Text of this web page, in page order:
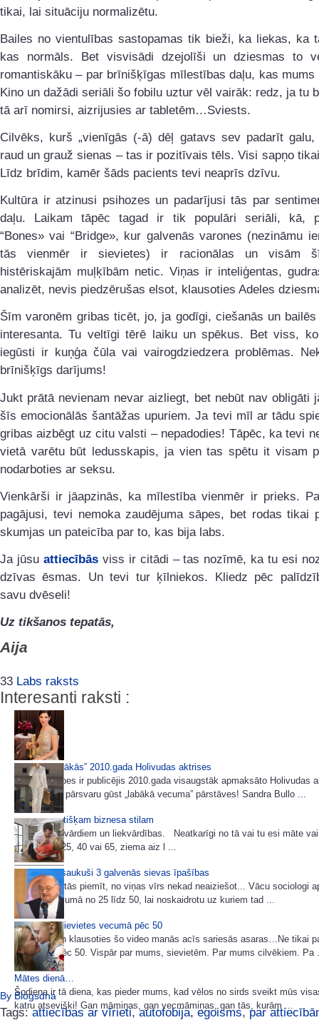
tikai, lai situāciju normalizētu.
Bailes no vientulības sastopamas tik bieži, ka liekas, ka
kas normāls. Bet visvisādi dzejolīši un dziesmas to
romantiskāku – par brīnišķīgas mīlestības daļu, kas
Kino un dažādi seriāli šo fobilu uztur vēl vairāk: redz, ja tu
tā arī nomirsi, aizrijusies ar tabletēm…Sviests.
Cilvēks, kurš „vienīgās (-ā) dēļ gatavs sev padarīt galu,
raud un grauž sienas – tas ir pozitīvais tēls. Visi sapņo
Līdz brīdim, kamēr šāds pacients tevi neaprīs dzīvu.
Kultūra ir atzinusi psihozes un padarījusi tās par
daļu. Laikam tāpēc tagad ir tik populāri seriāli, kā,
“Bones» vai “Bridge», kur galvenās varones (nezināmu
tās vienmēr ir sievietes) ir racionālas un visām
histēriskajām muļķībām netic. Viņas ir inteliģentas,
analizēt, nevis piedzērušas elsot, klausoties Adeles
Šīm varonēm gribas ticēt, jo, ja godīgi, ciešanās un
interesanta. Tu veltīgi tērē laiku un spēkus. Bet viss,
iegūsti ir kuņģa čūla vai vairogdziedzera problēmas.
brīnišķīgs darījums!
Jukt prātā nevienam nevar aizliegt, bet nebūt nav obligāti
šīs emocionālās šantāžas upuriem. Ja tevi mīl ar tādu
gribas aizbēgt uz citu valsti – nepadodies! Tāpēc, ka tevi
vietā varētu būt ledusskapis, ja vien tas spētu it visam
nodarboties ar seksu.
Vienkārši ir jāapzinās, ka mīlestība vienmēr ir prieks.
pagājusi, tevi nemoka zaudējuma sāpes, bet rodas tikai
skumjas un pateicība par to, kas bija labs.
Ja jūsu attiecībāsviss ir citādi – tas nozīmē, ka tu esi
dzīvas ēsmas. Un tevi tur ķīlniekos. Kliedz pēc
savu dvēseli!
Uz tikšanos tepatās,
Aija
33 Labs raksts
Interesanti raksti :
Pašas „dārgākās” 2010.gada Holivudas aktrises
Žurnāls Forbes ir publicējis 2010.gada visaugstāk apmaksāto Holivudas
sarakstu un pārsvaru gūst „labākā vecuma” pārstāves! Sandra Bullo ...
85 idejas lietišķam biznesa stilam
Šoreiz bez vārdiem un liekvārdības. Neatkarīgi no tā vai tu esi māte
tev šobrīd 25, 40 vai 65, ziema aiz l ...
Vīrieši ir nosaukuši 3 galvenās sievas īpašības
Ja sievietei tās piemīt, no viņas vīrs nekad neaiziešot... Vācu sociologi
vīriešus vecumā no 25 līdz 50, lai noskaidrotu uz kuriem tad ...
Kur pazūd sievietes vecumā pēc 50
Skatoties un klausoties šo video manās acīs sariesās asaras…Ne tikai
sievietēm pēc 50. Vispār par mums, sievietēm. Par mums cilvēkiem. Pa
Mātes dienā…
Šodiena ir tā diena, kas pieder mums, kad vēlos no sirds sveikt mūs
katru atsevišķi! Gan māmiņas, gan vecmāmiņas, gan tās, kurām ...
By Blogsdna
Tags:attiecības ar vīrieti,autofobija,egoisms,par